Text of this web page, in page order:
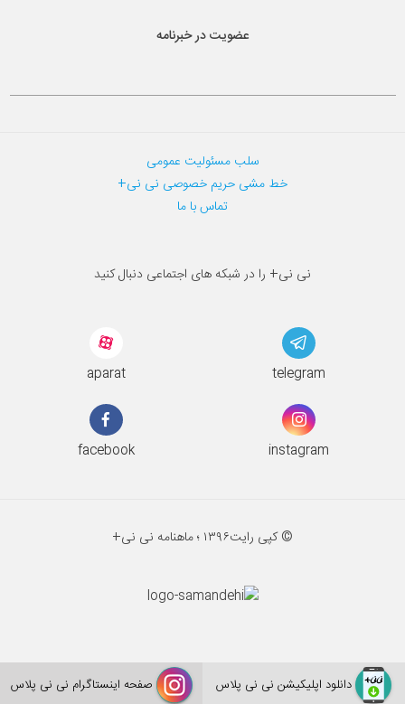
عضویت در خبرنامه
سلب مسئولیت عمومی
خط مشی حریم خصوصی نی نی+
تماس با ما
نی نی+ را در شبکه های اجتماعی دنبال کنید
aparat telegram
facebook instagram
© کپی رایت۱۳۹۶ ؛ ماهنامه نی نی+
دانلود اپلیکیشن نی نی پلاس صفحه اینستاگرام نی نی پلاس